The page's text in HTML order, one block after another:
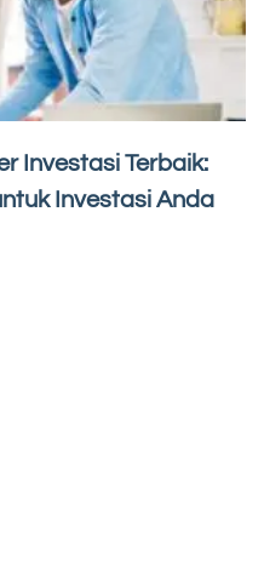
Investasi Terbaik:
Investasi Anda